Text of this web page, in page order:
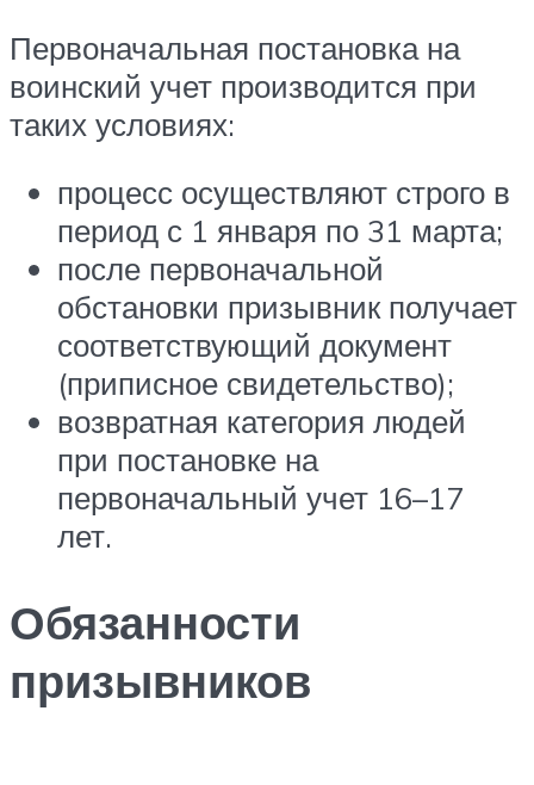
Первоначальная постановка на
воинский учет производится при
таких условиях:
процесс осуществляют строго в
период с 1 января по 31 марта;
после первоначальной
обстановки призывник получает
соответствующий документ
(приписное свидетельство);
возвратная категория людей
при постановке на
первоначальный учет 16–17
лет.
Обязанности
призывников